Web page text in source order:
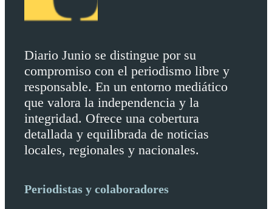
Diario Junio se distingue por su
compromiso con el periodismo libre y
responsable. En un entorno mediático
que valora la independencia y la
integridad. Ofrece una cobertura
detallada y equilibrada de noticias
locales, regionales y nacionales.
Periodistas y colaboradores